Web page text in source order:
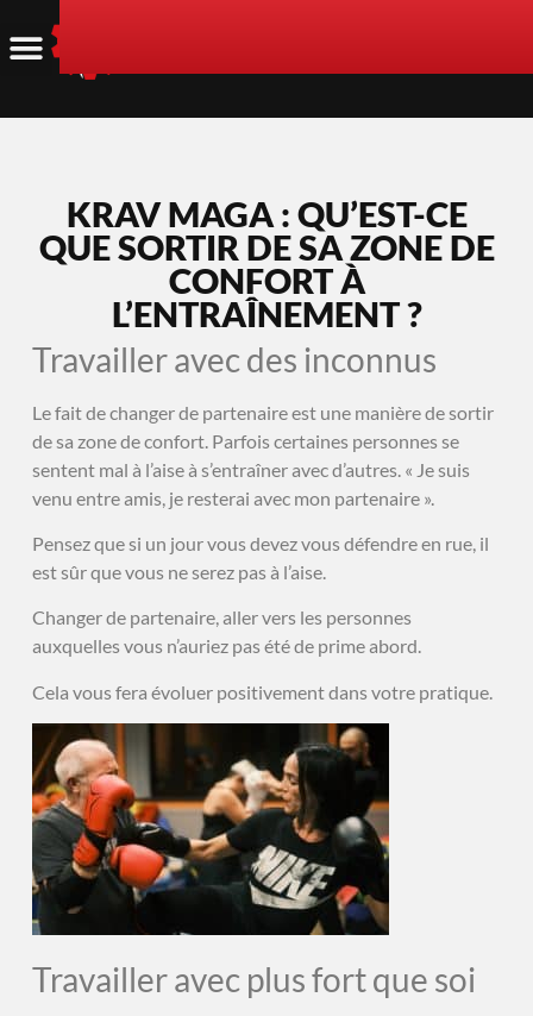
KRAV MAGA : QU’EST-CE
QUE SORTIR DE SA ZONE DE
CONFORT À
L’ENTRAÎNEMENT ?
Travailler avec des inconnus
Le fait de changer de partenaire est une manière de sortir
de sa zone de confort. Parfois certaines personnes se
sentent mal à l’aise à s’entraîner avec d’autres. « Je suis
venu entre amis, je resterai avec mon partenaire ».
Pensez que si un jour vous devez vous défendre en rue, il
est sûr que vous ne serez pas à l’aise.
Changer de partenaire, aller vers les personnes
auxquelles vous n’auriez pas été de prime abord.
Cela vous fera évoluer positivement dans votre pratique.
Travailler avec plus fort que soi